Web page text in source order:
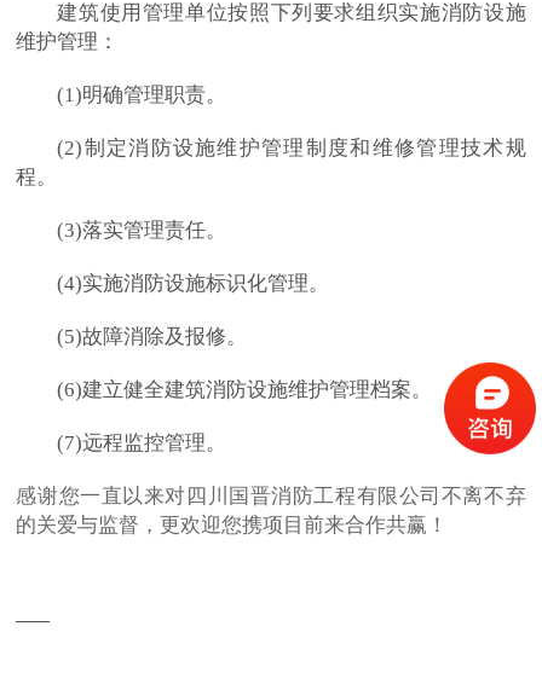
建筑使用管理单位按照下列要求组织实施消防设施
维护管理：
(1)明确管理职责。
(2)制定消防设施维护管理制度和维修管理技术规
程。
(3)落实管理责任。
(4)实施消防设施标识化管理。
(5)故障消除及报修。
(6)建立健全建筑消防设施维护管理档案。
(7)远程监控管理。
感谢您一直以来对四川国晋消防工程有限公司不离不弃
的关爱与监督，更欢迎您携项目前来合作共赢！
——